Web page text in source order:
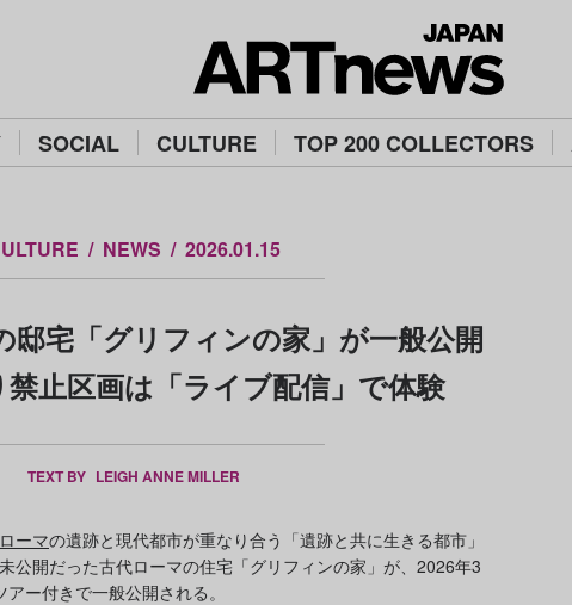
SOCIAL CULTURE TOP 200 COLLECTORS
NEWS 2026.01.15
邸宅「グリフィンの家」が一般公開
止区画は「ライブ配信」で体験
TEXT BY LEIGH ANNE MILLER
ーマの遺跡と現代都市が重なり合う「遺跡と共に生きる都市」
公開だった古代ローマの住宅「グリフィンの家」が、2026年3
ー付きで一般公開される。